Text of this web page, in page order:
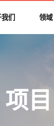
们 领域
项目